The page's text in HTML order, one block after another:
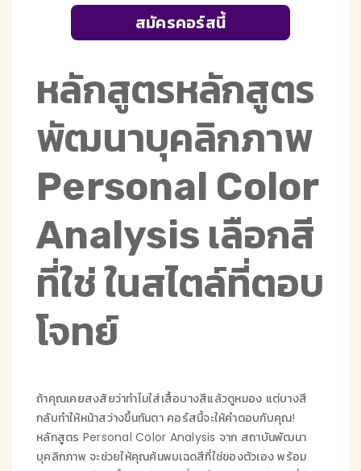
สมัครคอร์สนี้
หลักสูตรหลักสูตร
พัฒนาบุคลิกภาพ
Personal Color
Analysis เลือกสี
ที่ใช่ ในสไตล์ที่ตอบ
โจทย์
ถ้าคุณเคยสงสัยว่าทำไมใส่เสื้อบางสีแล้วดูหมอง แต่บางสี
กลับทำให้หน้าสว่างขึ้นทันตา คอร์สนี้จะให้คำตอบกับคุณ!
หลักสูตร Personal Color Analysis จาก สถาบันพัฒนา
บุคลิกภาพ จะช่วยให้คุณค้นพบเฉดสีที่ใช่ของตัวเอง พร้อม